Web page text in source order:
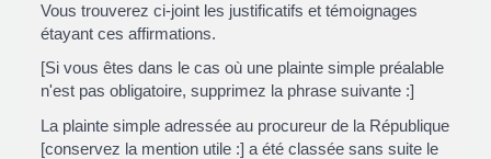
Vous trouverez ci-joint les justificatifs et témoignages
étayant ces affirmations.
[Si vous êtes dans le cas où une plainte simple préalable
n'est pas obligatoire, supprimez la phrase suivante :]
La plainte simple adressée au procureur de la République
[conservez la mention utile :] a été classée sans suite le